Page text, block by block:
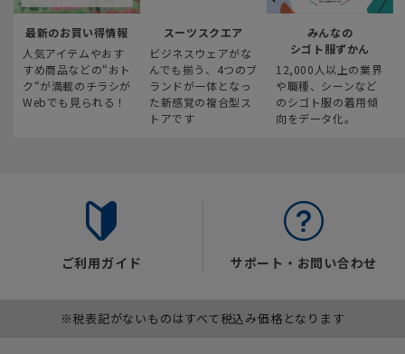
最新のお買い得情報
人気アイテムやおす
すめ商品などの“おト
ク“が満載のチラシが
Webでも見られる！
スーツスクエア
ビジネスウェアがな
んでも揃う、4つのブ
ランドが一体となっ
た新感覚の複合型ス
トアです
みんなの
シゴト服ずかん
12,000人以上の業界
や職種、シーンなど
のシゴト服の着用傾
向をデータ化。
ご利用ガイド サポート・お問い合わせ
※税表記がないものはすべて税込み価格となります